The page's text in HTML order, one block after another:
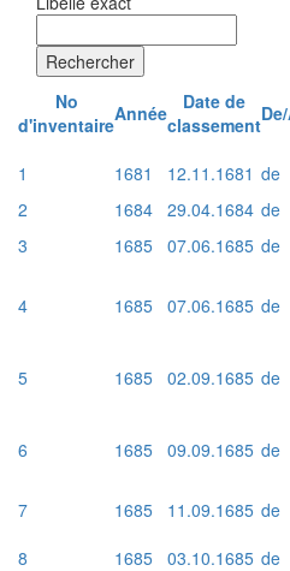
Rechercher
No
d'inventaireAnnée
Date de
classement
1
1681 12.11.1681 de
2
1684 29.04.1684 de
3
1685 07.06.1685 de
4 1685 07.06.1685 de
5 1685 02.09.1685 de
6 1685 09.09.1685 de
7 1685 11.09.1685 de
8
1685 03.10.1685 de